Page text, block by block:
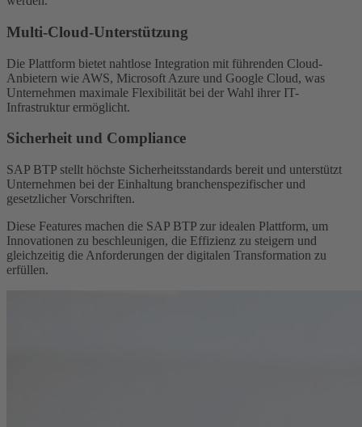
Multi-Cloud-Unterstützung
Die Plattform bietet nahtlose Integration mit führenden Cloud-
Anbietern wie AWS, Microsoft Azure und Google Cloud, was
Unternehmen maximale Flexibilität bei der Wahl ihrer IT-
Infrastruktur ermöglicht.
Sicherheit und Compliance
SAP BTP stellt höchste Sicherheitsstandards bereit und unterstützt
Unternehmen bei der Einhaltung branchenspezifischer und
gesetzlicher Vorschriften.
Diese Features machen die SAP BTP zur idealen Plattform, um
Innovationen zu beschleunigen, die Effizienz zu steigern und
gleichzeitig die Anforderungen der digitalen Transformation zu
erfüllen.